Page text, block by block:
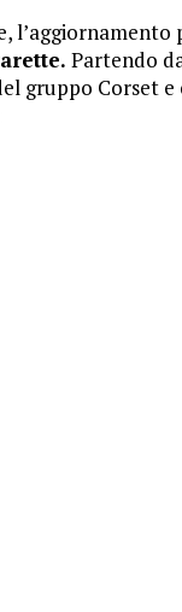
Partendo
gruppo Corset e